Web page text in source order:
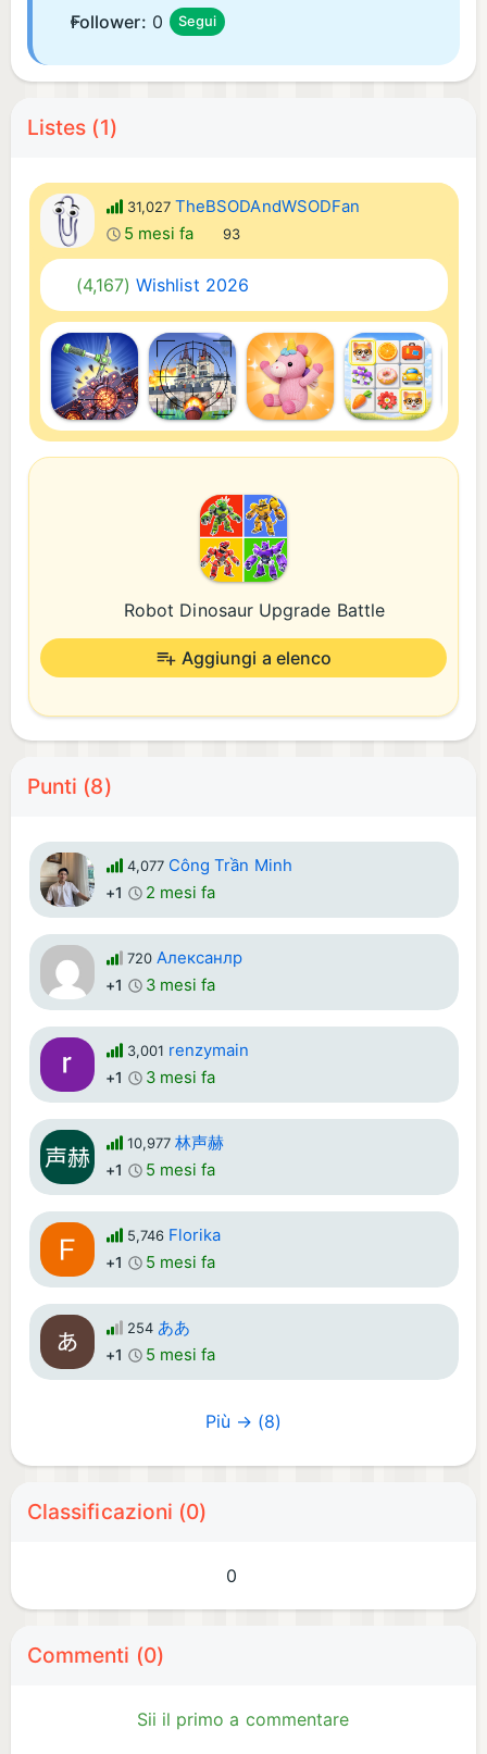
Follower: 0 Segui
Listes (1)
31,027 TheBSODAndWSODFan
5 mesi fa
93
(4,167) Wishlist 2026
Robot Dinosaur Upgrade Battle
Aggiungi a elenco
Punti (8)
4,077 Công Trần Minh
+1 2 mesi fa
720 Алексанлр
+1 3 mesi fa
3,001 renzymain
+1 3 mesi fa
10,977 林声赫
+1 5 mesi fa
5,746 Florika
+1 5 mesi fa
254 ああ
+1 5 mesi fa
Più → (8)
Classificazioni (0)
0
Commenti (0)
Sii il primo a commentare